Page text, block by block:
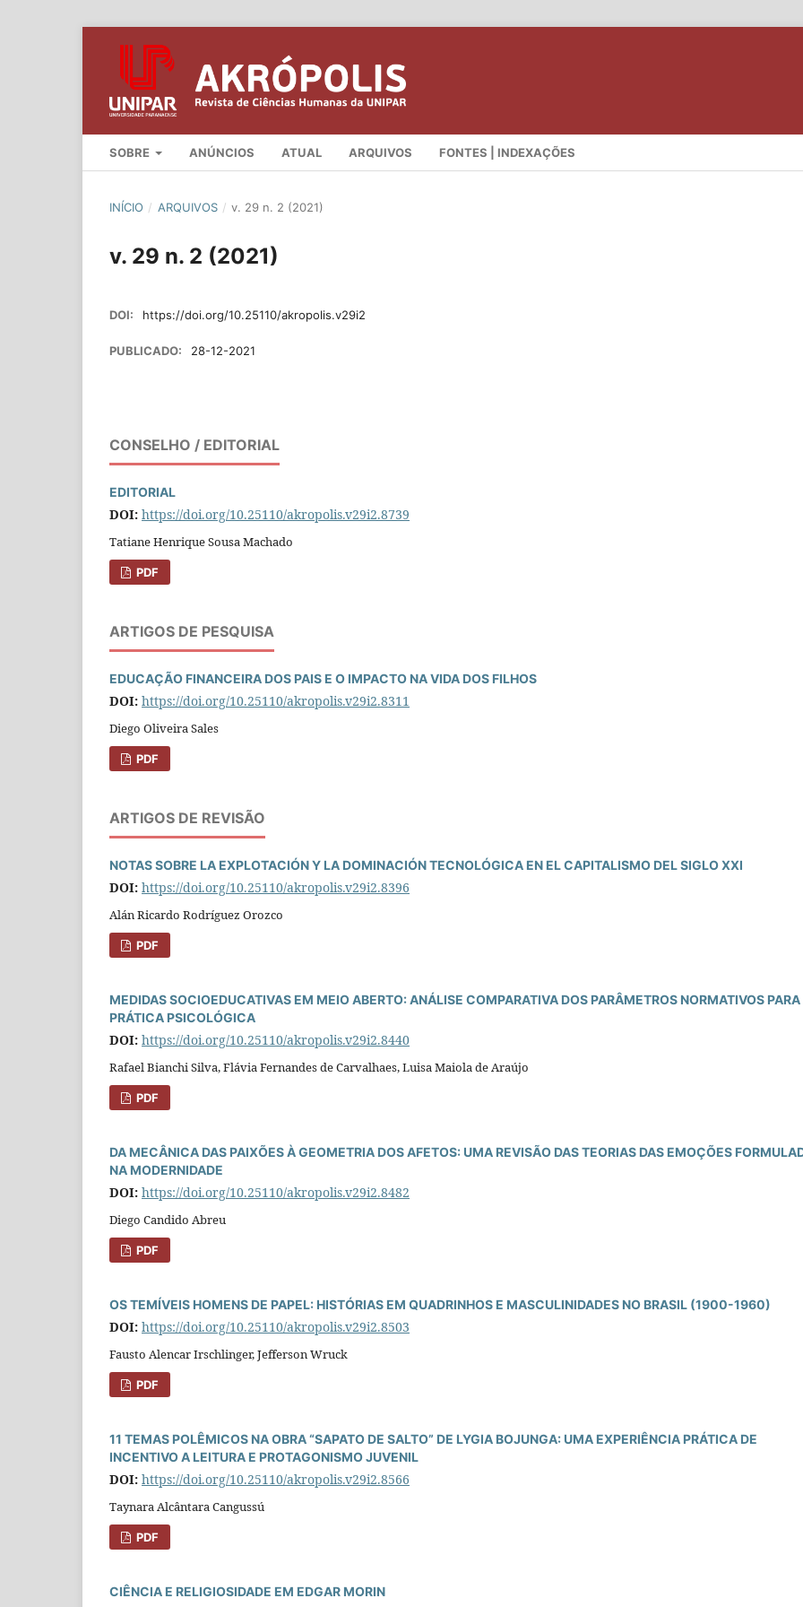
SOBRE ANÚNCIOS ATUAL ARQUIVOS FONTES | INDEXAÇÕES
INÍCIO / ARQUIVOS / v. 29 n. 2 (2021)
v. 29 n. 2 (2021)
DOI: https://doi.org/10.25110/akropolis.v29i2
PUBLICADO: 28-12-2021
CONSELHO / EDITORIAL
EDITORIAL
DOI: https://doi.org/10.25110/akropolis.v29i2.8739
Tatiane Henrique Sousa Machado
PDF
ARTIGOS DE PESQUISA
EDUCAÇÃO FINANCEIRA DOS PAIS E O IMPACTO NA VIDA DOS FILHOS
DOI: https://doi.org/10.25110/akropolis.v29i2.8311
Diego Oliveira Sales
PDF
ARTIGOS DE REVISÃO
NOTAS SOBRE LA EXPLOTACIÓN Y LA DOMINACIÓN TECNOLÓGICA EN EL CAPITALISMO DEL SIGLO XXI
DOI: https://doi.org/10.25110/akropolis.v29i2.8396
Alán Ricardo Rodríguez Orozco
PDF
MEDIDAS SOCIOEDUCATIVAS EM MEIO ABERTO: ANÁLISE COMPARATIVA DOS PARÂMETROS NORMATIVOS PARA
PRÁTICA PSICOLÓGICA
DOI: https://doi.org/10.25110/akropolis.v29i2.8440
Rafael Bianchi Silva, Flávia Fernandes de Carvalhaes, Luisa Maiola de Araújo
PDF
DA MECÂNICA DAS PAIXÕES À GEOMETRIA DOS AFETOS: UMA REVISÃO DAS TEORIAS DAS EMOÇÕES
NA MODERNIDADE
DOI: https://doi.org/10.25110/akropolis.v29i2.8482
Diego Candido Abreu
PDF
OS TEMÍVEIS HOMENS DE PAPEL: HISTÓRIAS EM QUADRINHOS E MASCULINIDADES NO BRASIL (1900-1960)
DOI: https://doi.org/10.25110/akropolis.v29i2.8503
Fausto Alencar Irschlinger, Jefferson Wruck
PDF
11 TEMAS POLÊMICOS NA OBRA “SAPATO DE SALTO” DE LYGIA BOJUNGA: UMA EXPERIÊNCIA PRÁTICA DE
INCENTIVO A LEITURA E PROTAGONISMO JUVENIL
DOI: https://doi.org/10.25110/akropolis.v29i2.8566
Taynara Alcântara Cangussú
PDF
CIÊNCIA E RELIGIOSIDADE EM EDGAR MORIN